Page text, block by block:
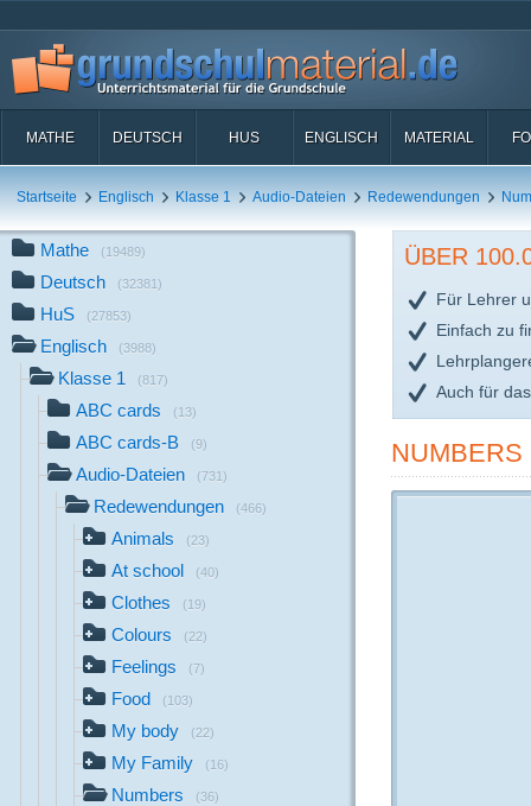
MATHE DEUTSCH HUS ENGLISCH MATERIAL
Startseite Englisch Klasse 1 Audio-Dateien Redewendungen
Mathe (19489)
Deutsch (32381)
HuS (27853)
Englisch (3988)
Klasse 1 (817)
ABC cards (13)
ABC cards-B (9)
Audio-Dateien (731)
Redewendungen (466)
Animals (23)
At school (40)
Clothes (19)
Colours (22)
Feelings (7)
Food (103)
My body (22)
My Family (16)
Numbers (36)
ÜBER
Für Lehrer
Einfach zu
Auch für
NUMBERS